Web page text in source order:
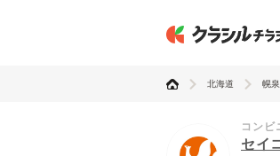
北海道 幌
コンビ
セイ